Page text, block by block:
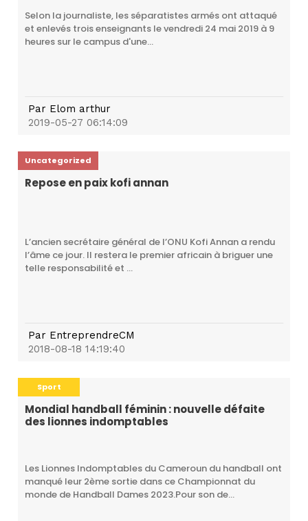
Selon la journaliste, les séparatistes armés ont attaqué
et enlevés trois enseignants le vendredi 24 mai 2019 à 9
heures sur le campus d'une...
Par Elom arthur
2019-05-27 06:14:09
Uncategorized
Repose en paix kofi annan
L’ancien secrétaire général de l’ONU Kofi Annan a rendu
l’âme ce jour. Il restera le premier africain à briguer une
telle responsabilité et ...
Par EntreprendreCM
2018-08-18 14:19:40
Sport
Mondial handball féminin : nouvelle défaite
des lionnes indomptables
Les Lionnes Indomptables du Cameroun du handball ont
manqué leur 2ème sortie dans ce Championnat du
monde de Handball Dames 2023.Pour son de...